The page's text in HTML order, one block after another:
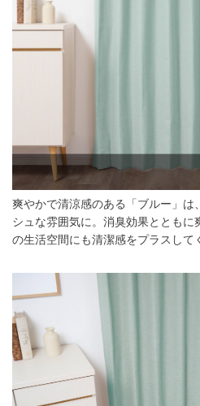
爽やかで清涼感のある「ブルー」は
シュな雰囲気に。消臭効果とともに
の生活空間にも清潔感をプラスして